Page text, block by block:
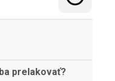
prelakovať?